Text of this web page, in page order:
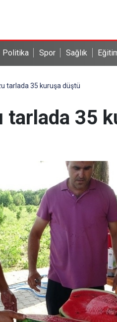
Politika Spor Sağlık
tarlada 35 kuruşa düştü
tarlada 35